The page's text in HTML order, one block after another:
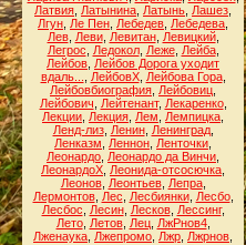
Латвия Латынина Латынь Лашез
Лгун Ле Пен Лебедев Лебедева
Лев, Леви, Левитан, Левицкий,
Легрос
Ледокол, Леже, Лейба,
Лейбов Лейбов Дорога уходит
вдаль...
ЛейбовХ, Лейбова Гора,
Лейбовбиография Лейбовиц
Лейбович
Лейтенант, Лекаренко,
Лекции Лекция Лем Лемпицка
Ленд-лиз, Ленин, Ленинград,
Ленказм
Леннон Ленточки
Леонардо Леонардо да Винчи
ЛеонардоХ Леонида-отсосючка
Леонов, Леонтьев, Лепра,
Лермонтов, Лес Лесбиянки, Лесбо,
Лесбос
Лесин, Лесков, Лессинг,
Лето, Летов, Лец, ЛжРнов4,
Лженаука Лжепромо Лжр Лжрнов